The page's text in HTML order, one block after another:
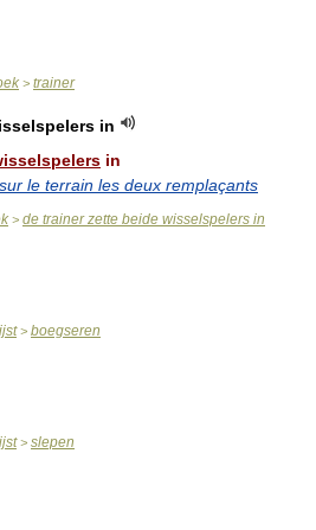
> trainer
in
in
le terrain les deux remplaçants
> de trainer zette beide wisselspelers in
> boegseren
> slepen